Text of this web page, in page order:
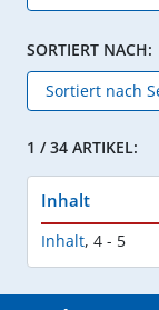
SORTIERT NACH:
1 / 34 ARTIKEL:
Inhalt
Inhalt, 4 - 5